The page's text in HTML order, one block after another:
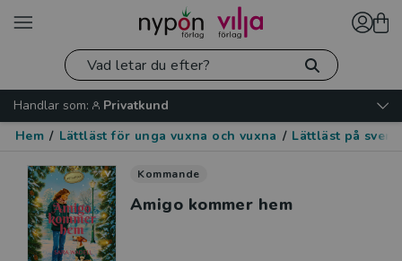
Handlar som:
Privatkund
Hem / Lättläst för unga vuxna och vuxna / Lättläst på
Kommande
Amigo kommer hem